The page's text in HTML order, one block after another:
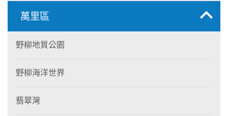
萬里區
野柳地質公園
野柳海洋世界
翡翠灣